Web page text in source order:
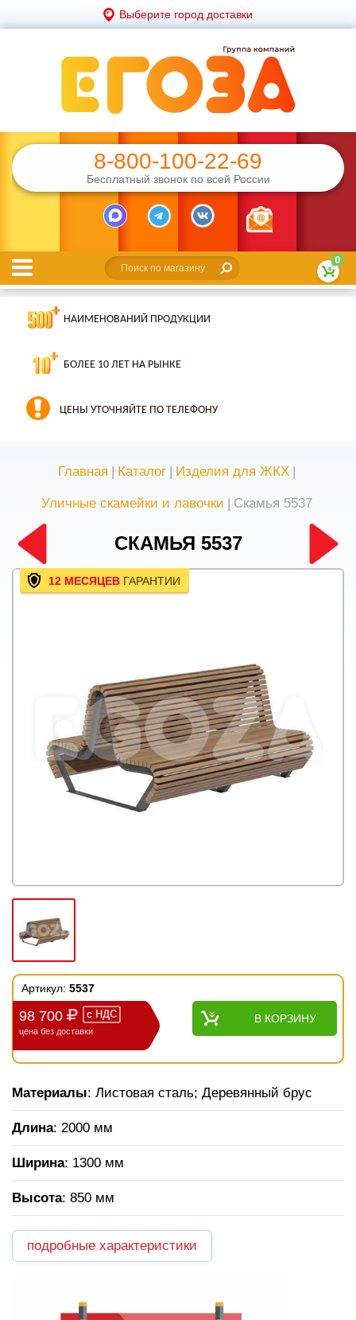
Выберите город доставки
8-800-100-22-69
Бесплатный звонок по всей России
0
НАИМЕНОВАНИЙ ПРОДУКЦИИ
БОЛЕЕ 10 ЛЕТ НА РЫНКЕ
ЦЕНЫ УТОЧНЯЙТЕ ПО ТЕЛЕФОНУ
Главная | Каталог | Изделия для ЖКХ |
Уличные скамейки и лавочки | Скамья 5537
СКАМЬЯ 5537
12 МЕСЯЦЕВ ГАРАНТИИ
Артикул: 5537
98 700 с НДС
цена без доставки
В КОРЗИНУ
Материалы: Листовая сталь; Деревянный брус
Длина: 2000 мм
Ширина: 1300 мм
Высота: 850 мм
подробные характеристики